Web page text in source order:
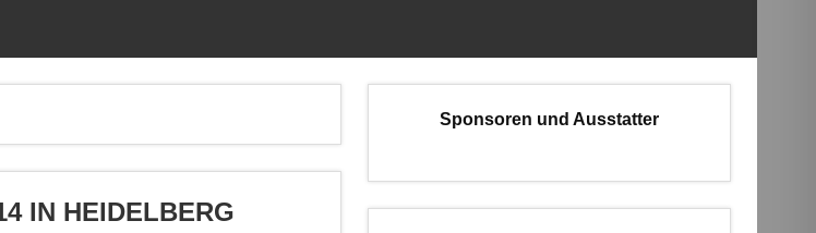
IN HEIDELBERG
Sponsoren und Ausstatter